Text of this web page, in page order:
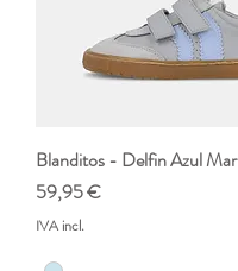
Blanditos - Delfin Azul Mar
Preço
59,95 €
IVA incl.